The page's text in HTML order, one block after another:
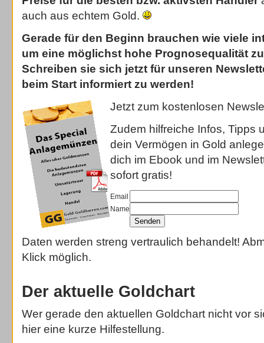
auch aus echtem Gold.
Gerade für den Beginn brauchen wie viele
um eine möglichst hohe Prognosequalität
Schreiben sie sich jetzt für unseren
beim Start informiert zu werden!
Jetzt zum kostenlosen
Zudem hilfreiche Infos, Tipps
dein Vermögen in Gold
dich im Ebook und im
sofort gratis!
Email
Name
Daten werden streng vertraulich behandelt!
Klick möglich.
Der aktuelle Goldchart
Wer gerade den aktuellen Goldchart nicht vor
hier eine kurze Hilfestellung.